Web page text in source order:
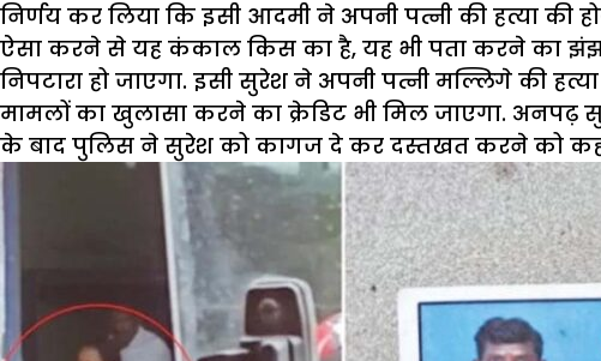
निर्णय कर लिया कि इसी आदमी ने अपनी पत्नी की हत्या की
ऐसा करने से यह कंकाल किस का है, यह भी पता करने का
निपटारा हो जाएगा. इसी सुरेश ने अपनी पत्नी मल्लिगे की
मामलों का खुलासा करने का क्रेडिट भी मिल जाएगा.
के बाद पुलिस ने सुरेश को कागज दे कर दस्तखत करने को